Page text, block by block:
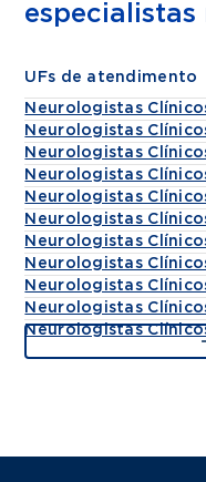
UFs de atendimento
Neurologistas
Neurologistas
Neurologistas
Neurologistas
Neurologistas
Neurologistas
Neurologistas
Neurologistas
Neurologistas
Neurologistas
Neurologistas